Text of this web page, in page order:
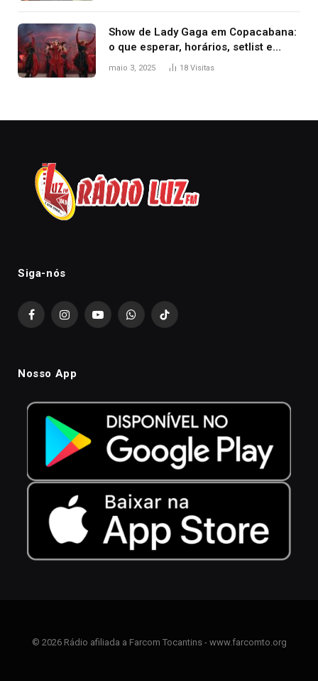
Show de Lady Gaga em Copacabana:
o que esperar, horários, setlist e
onde assistir
maio 3, 2025 18 Visitas
Siga-nós
FacebookInstagramYouTubeWhatsAppTikTok
Nosso App
© 2026 Rádio afiliada a Farcom Tocantins - www.farcomto.org